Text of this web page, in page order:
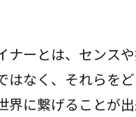
ナーとは、センス
はなく、それらを
界に繋げることが